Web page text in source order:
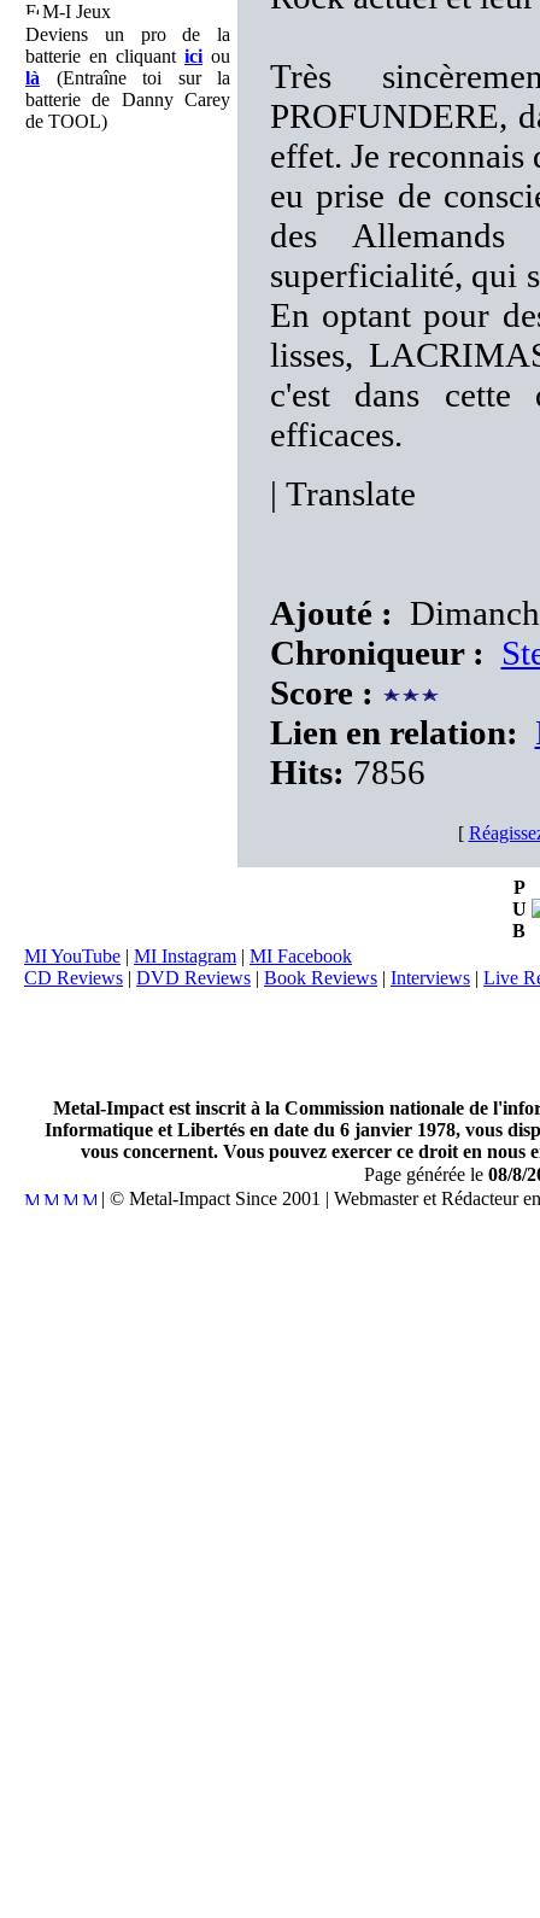
M-I Jeux
Deviens un pro de la
batterie en cliquant ici ou
là (Entraîne toi sur la
batterie de Danny Carey
de TOOL)
Très
PROFUNDERE,
effet. Je
eu prise de
des
superficialité, qui
En optant pour
lisses,
c'est dans cette
efficaces.
| Translate
Ajouté :
Chroniqueur :
Score :
Lien en relation:
Hits: 7856
[
P
U
B
MI YouTube | MI Instagram | MI Facebook
CD Reviews | DVD Reviews | Book Reviews | Interviews | Live
Metal-Impact est inscrit à la Commission nationale de
Informatique et Libertés en date du 6 janvier 1978, vous
vous concernent. Vous pouvez exercer ce droit en
Page générée le 08/8/
| © Metal-Impact Since 2001 | Webmaster et Rédacteur